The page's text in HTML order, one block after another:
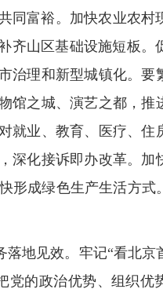
同富裕。加快农业农村
齐山区基础设施短板。
治理和新型城镇化。要
馆之城、演艺之都，推
就业、教育、医疗、住
深化接诉即办改革。加
形成绿色生产生活方式
地见效。牢记“看北京
党的政治优势、组织优